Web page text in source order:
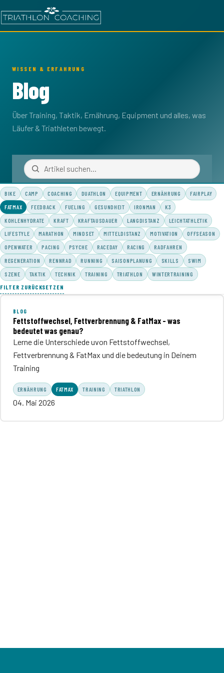
WISSEN & ERFAHRUNG
Blog
Über Training, Taktik, Ernährung, Equipment und alles, was
Läufer & Triathleten bewegt.
BIKE CAMP COACHING DUATHLON EQUIPMENT ERNÄHRUNG
FAIRPLAY
FATMAX
FEEDBACK FUELING GESUNDHEIT IRONMAN
K3
KOHLENHYDRATE
KRAFT KRAFTAUSDAUER LANGDISTANZ
LEICHTATHLETIK
LIFESTYLE
MARATHON MINDSET MITTELDISTANZ MOTIVATION
OFFSEASON
OPENWATER
PACING PSYCHE RACEDAY RACING
RADFAHREN
REGENERATION
RENNRAD RUNNING SAISONPLANUNG SKILLS
SWIM
SZENE
TAKTIK TECHNIK TRAINING TRIATHLON
WINTERTRAINING
FILTER ZURÜCKSETZEN
BLOG
Fettstoffwechsel, Fettverbrennung & FatMax - was
bedeutet was genau?
Lerne die Unterschiede uvon Fettstoffwechsel,
Fettverbrennung & FatMax und die bedeutung in Deinem
Training
ERNÄHRUNG FATMAX TRAINING TRIATHLON
04. Mai 2026